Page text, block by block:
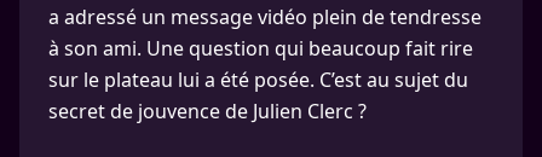
a adressé un message vidéo plein de tendresse
à son ami. Une question qui beaucoup fait rire
sur le plateau lui a été posée. C’est au sujet du
secret de jouvence de Julien Clerc ?